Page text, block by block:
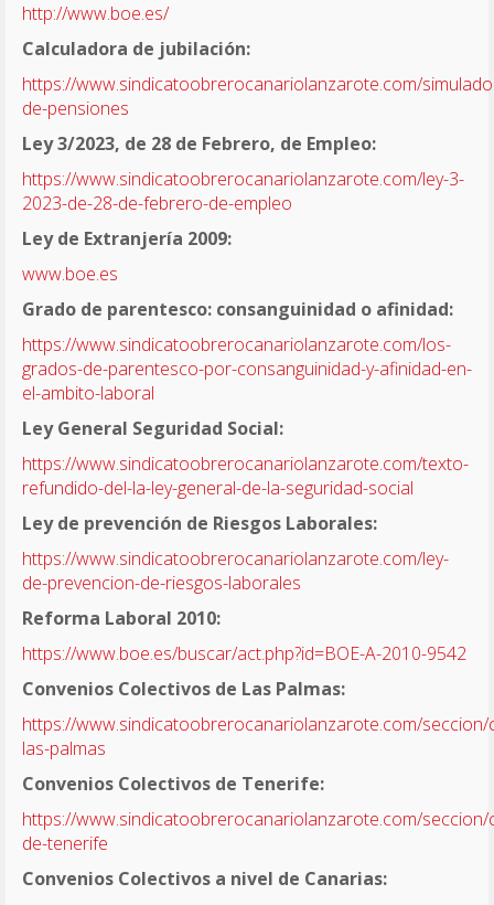
http://www.boe.es/
Calculadora de jubilación:
https://www.sindicatoobrerocanariolanzarote.com/
de-pensiones
Ley 3/2023, de 28 de Febrero, de Empleo:
https://www.sindicatoobrerocanariolanzarote.com/ley-3-
2023-de-28-de-febrero-de-empleo
Ley de Extranjería 2009:
www.boe.es
Grado de parentesco: consanguinidad o afinidad:
https://www.sindicatoobrerocanariolanzarote.com/los-
grados-de-parentesco-por-consanguinidad-y-afinidad-en-
el-ambito-laboral
Ley General Seguridad Social:
https://www.sindicatoobrerocanariolanzarote.com/texto-
refundido-del-la-ley-general-de-la-seguridad-social
Ley de prevención de Riesgos Laborales:
https://www.sindicatoobrerocanariolanzarote.com/ley-
de-prevencion-de-riesgos-laborales
Reforma Laboral 2010:
https://www.boe.es/buscar/act.php?id=BOE-A-2010-9542
Convenios Colectivos de Las Palmas:
https://www.sindicatoobrerocanariolanzarote.com/
las-palmas
Convenios Colectivos de Tenerife:
https://www.sindicatoobrerocanariolanzarote.com/
de-tenerife
Convenios Colectivos a nivel de Canarias: